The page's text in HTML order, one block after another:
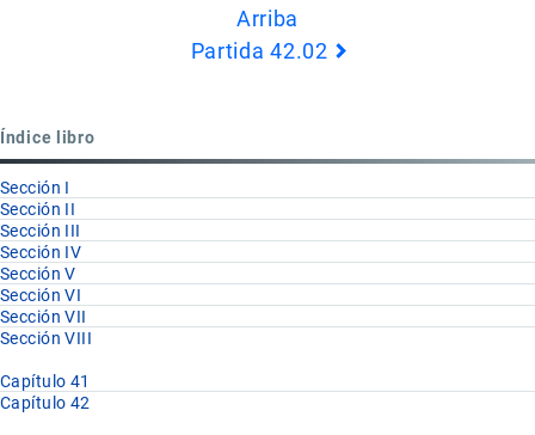
Arriba
Partida 42.02
Índice libro
Sección I
Sección II
Sección III
Sección IV
Sección V
Sección VI
Sección VII
Sección VIII
Capítulo 41
Capítulo 42